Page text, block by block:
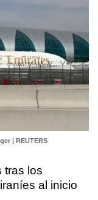
| REUTERS
tras los
al inicio